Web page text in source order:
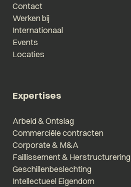
Contact
Werken bij
Internationaal
Events
Locaties
Expertises
Arbeid & Ontslag
Commerciële contracten
Corporate & M&A
Faillissement & Herstructurering
Geschillenbeslechting
Intellectueel Eigendom